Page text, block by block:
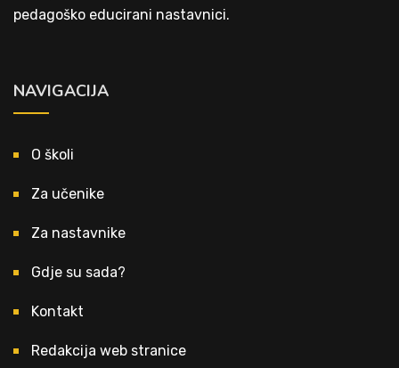
pedagoško educirani nastavnici.
NAVIGACIJA
O školi
Za učenike
Za nastavnike
Gdje su sada?
Kontakt
Redakcija web stranice